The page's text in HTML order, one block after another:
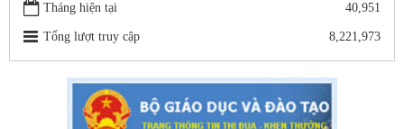
lượt xem: 5153 | lượt tải:1265
1663/SGDĐT- QLT ngày 29/5/202
Hướng dẫn tuyển sinh lớp 1, lớp 6, lớp 10 trong khuôn khổ
Chương trình song ngữ, tăng cường tiếng Pháp năm học 2020-
Thời gian đăng: 26/06/2020
Tháng hiện tại 40,951
Tổng lượt truy cập 8,221,973